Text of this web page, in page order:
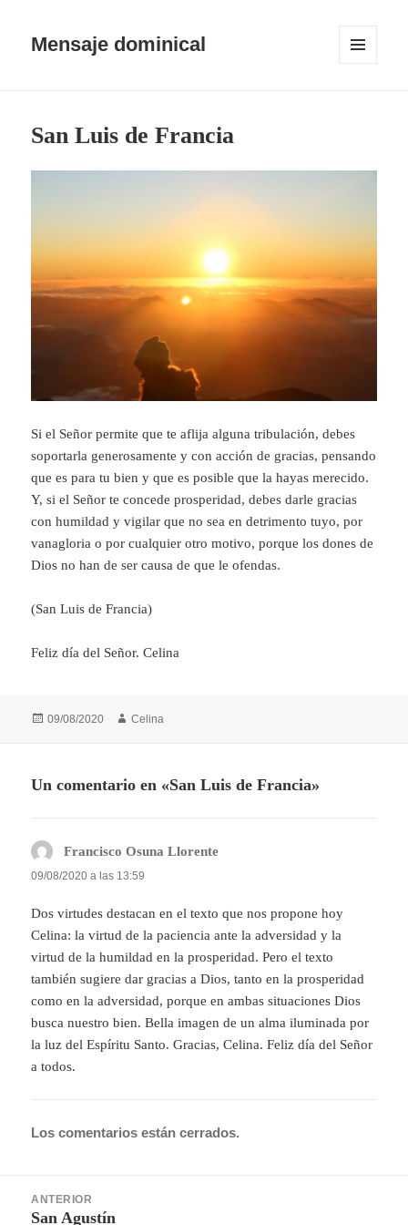
Mensaje dominical
San Luis de Francia
Si el Señor permite que te aflija alguna tribulación, debes
soportarla generosamente y con acción de gracias, pensando
que es para tu bien y que es posible que la hayas merecido.
Y, si el Señor te concede prosperidad, debes darle gracias
con humildad y vigilar que no sea en detrimento tuyo, por
vanagloria o por cualquier otro motivo, porque los dones de
Dios no han de ser causa de que le ofendas.
(San Luis de Francia)
Feliz día del Señor. Celina
Publicado
09/08/2020 Autor
Celina
Un comentario en «San Luis de Francia»
Francisco Osuna Llorente
09/08/2020 a las 13:59
Dos virtudes destacan en el texto que nos propone hoy
Celina: la virtud de la paciencia ante la adversidad y la
virtud de la humildad en la prosperidad. Pero el texto
también sugiere dar gracias a Dios, tanto en la prosperidad
como en la adversidad, porque en ambas situaciones Dios
busca nuestro bien. Bella imagen de un alma iluminada por
la luz del Espíritu Santo. Gracias, Celina. Feliz día del Señor
a todos.
Los comentarios están cerrados.
ANTERIOR
Entrada
San Agustín